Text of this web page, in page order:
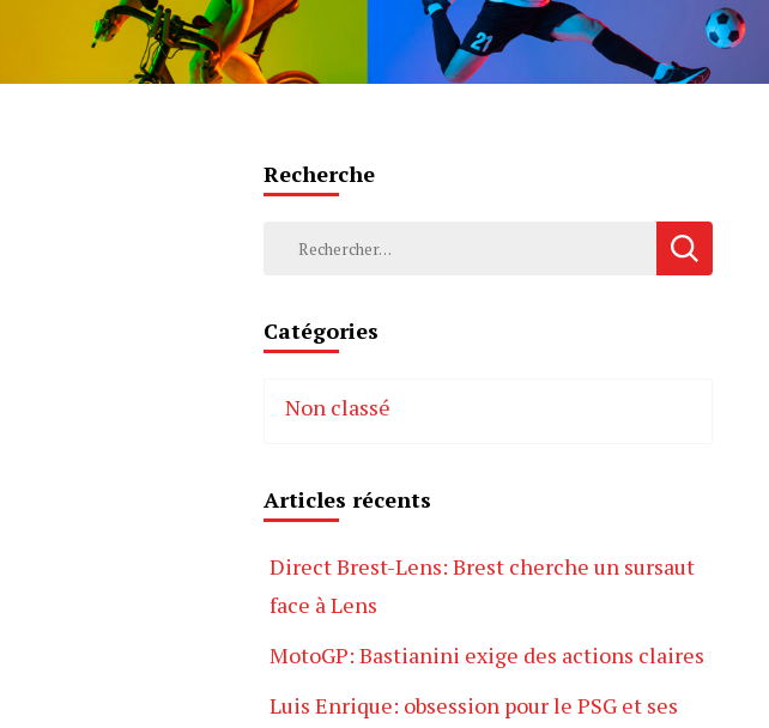
Recherche
Rechercher :
Catégories
Non classé
Articles récents
Direct Brest-Lens: Brest cherche un sursaut
face à Lens
MotoGP: Bastianini exige des actions claires
Luis Enrique: obsession pour le PSG et ses